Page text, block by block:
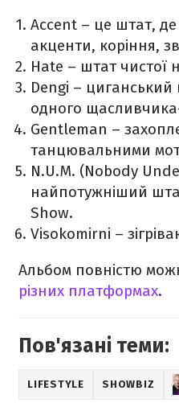
Accent – це штат,
акценти, коріння,
Hate – штат чистої
Dengi – циганський
одного
Gentleman –
танцювальними
N.U.M. (Nobody
найпотужніший
Show.
Visokomirni –
Альбом повністю
різних платформах.
Пов'язані теми:
LIFESTYLE SHOWBIZ